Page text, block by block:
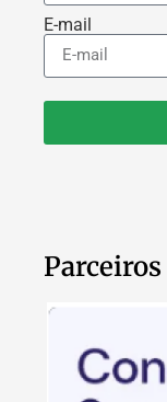
E-mail
Parceiros